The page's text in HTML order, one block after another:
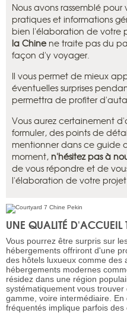
Nous avons rassemblé pour
pratiques et informations
bien l'élaboration de votre
la Chine ne traite pas du
façon d'y voyager.
Il vous permet de mieux
éventuelles surprises
permettra de profiter
Vous aurez certainement
formuler, des points de
mentionner dans ce guide
moment, n'hésitez pas à
de vous répondre et de
l'élaboration de votre
UNE QUALITÉ D'ACCUEIL
Vous pourrez être surpris sur
hébergements offriront d'une
des hôtels luxueux comme des
hébergements modernes
résidez dans une région
systématiquement vous
gamme, voire intermédiaire. En
fréquentés implique parfois